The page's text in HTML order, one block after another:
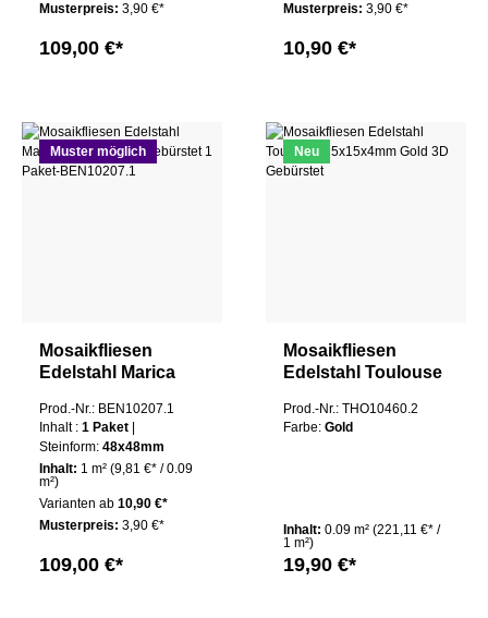
Musterpreis: 3,90 €*
109,00 €*
Musterpreis: 3,90 €*
10,90 €*
Muster möglich
Mosaikfliesen
Edelstahl Marica
Gebürstet 1 Paket
Prod.-Nr.: BEN10207.1
Inhalt : 1 Paket
Steinform: 48x48mm
Inhalt: 1 m² (9,81 €* / 0.09
m²)
Varianten ab 10,90 €*
Musterpreis: 3,90 €*
109,00 €*
Neu
Mosaikfliesen
Edelstahl Toulouse
3D Gebürstet
Prod.-Nr.: THO10460.2
Farbe: Gold
Inhalt: 0.09 m² (221,11 €* /
1 m²)
19,90 €*